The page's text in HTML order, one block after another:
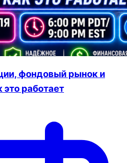
фондовый рынок и
работает